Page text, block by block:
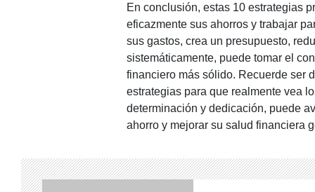
En conclusión, estas 10 estrategias
eficazmente sus ahorros y trabajar
sus gastos, crea un presupuesto,
sistemáticamente, puede tomar el
financiero más sólido. Recuerde ser
estrategias para que realmente vea
determinación y dedicación, puede
ahorro y mejorar su salud financiera